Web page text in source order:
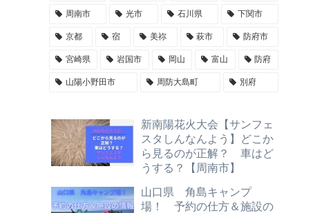
周南市 光市 石川県 下関市
京都 宿 美祢 萩市 防府市
宮崎県 岩国市 岡山 富山 防府
山陽小野田市 周防大島町 別府
新南陽花火大会【サンフェ
スタしんなんよう】どこか
ら見るのが正解？ 車はど
うする？【周南市】
山口県 角島キャンプ
場！ 予約の仕方＆施設の